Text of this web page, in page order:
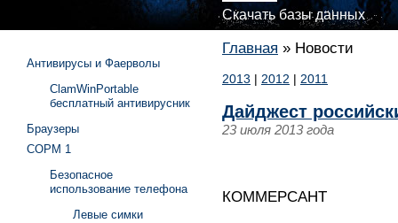
Скачать базы данных
Главная » Новости
2013 | 2012 | 2011
Дайджест
23 июля 2013 года
КОММЕРСАНТ
Антивирусы и Фаерволы
ClamWinPortable
бесплатный антивирусник
Браузеры
СОРМ 1
Безопасное
использование телефона
Левые симки